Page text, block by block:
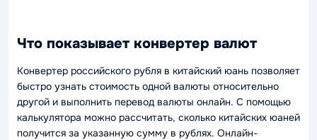
Что показывает конвертер валют
Конвертер российского рубля в китайский юань позволяет
быстро узнать стоимость одной валюты относительно
другой и выполнить перевод валюты онлайн. С помощью
калькулятора можно рассчитать, сколько китайских юаней
получится за указанную сумму в рублях. Онлайн-